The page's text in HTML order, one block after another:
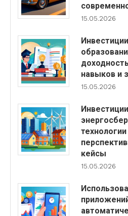
15.05.2026
навыков и
15.05.2026
кейсы
15.05.2026